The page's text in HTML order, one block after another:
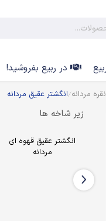
در ربیع بفروشید!
مردانه انگشتر عقیق مردانه
زیر شاخه ها
انگشتر عقیق قهوه ای
مردانه